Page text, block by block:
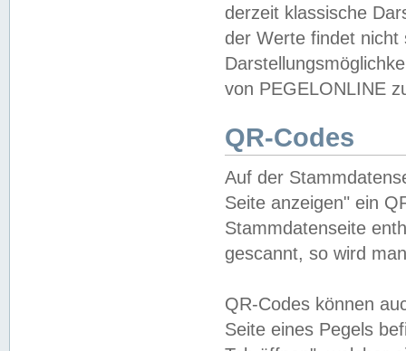
derzeit klassische
der Werte findet
von PEGELONLINE
QR-Codes
Auf der
Seite anzeigen" ein
Stammdatenseite
gescannt, so wird
QR-Codes können
Seite eines Pegels